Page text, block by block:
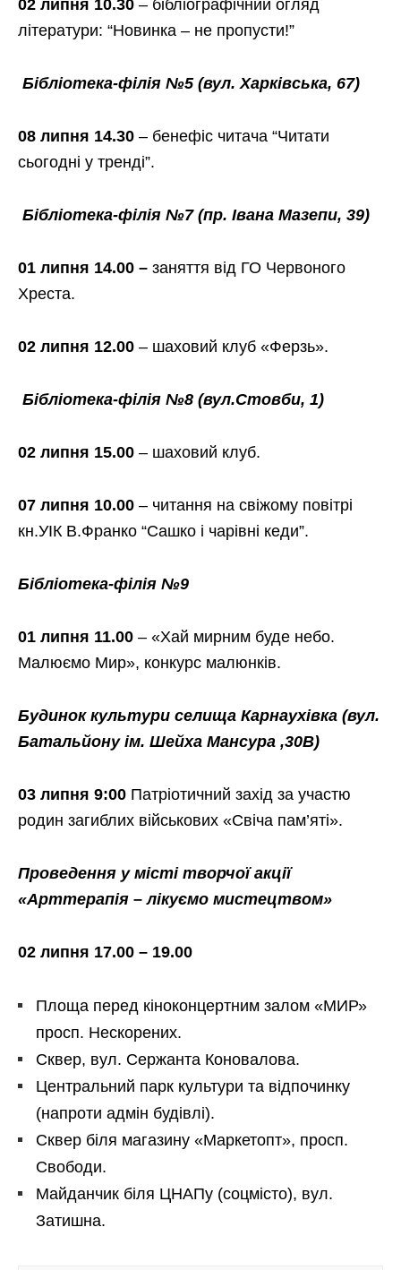
02 липня 10.30 – бібліографічний огляд
літератури: “Новинка – не пропусти!”
Бібліотека-філія №5 (вул. Харківська, 67)
08 липня 14.30 – бенефіс читача “Читати
сьогодні у тренді”.
Бібліотека-філія №7 (пр. Івана Мазепи, 39)
01 липня 14.00 – заняття від ГО Червоного
Хреста.
02 липня 12.00 – шаховий клуб «Ферзь».
Бібліотека-філія №8 (вул.Стовби, 1)
02 липня 15.00 – шаховий клуб.
07 липня 10.00 – читання на свіжому повітрі
кн.УІК В.Франко “Сашко і чарівні кеди”.
Бібліотека-філія №9
01 липня 11.00 – «Хай мирним буде небо.
Малюємо Мир», конкурс малюнків.
Будинок культури селища Карнаухівка (вул.
Батальйону ім. Шейха Мансура ,30В)
03 липня 9:00 Патріотичний захід за участю
родин загиблих військових «Свіча пам’яті».
Проведення у місті творчої акції
«Арттерапія – лікуємо мистецтвом»
02 липня 17.00 – 19.00
Площа перед кіноконцертним залом «МИР»
просп. Нескорених.
Сквер, вул. Сержанта Коновалова.
Центральний парк культури та відпочинку
(напроти адмін будівлі).
Сквер біля магазину «Маркетопт», просп.
Свободи.
Майданчик біля ЦНАПу (соцмісто), вул.
Затишна.